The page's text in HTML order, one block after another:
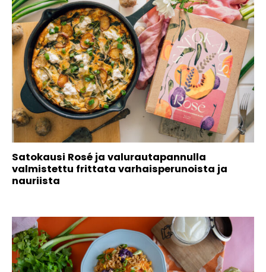
Satokausi Rosé ja valurautapannulla
valmistettu frittata varhaisperunoista ja
nauriista